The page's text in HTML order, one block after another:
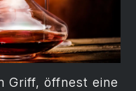
Griff, öffnest eine